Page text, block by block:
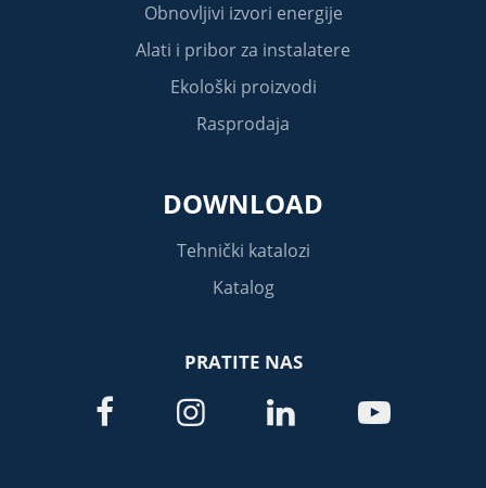
Obnovljivi izvori energije
Alati i pribor za instalatere
Ekološki proizvodi
Rasprodaja
DOWNLOAD
Tehnički katalozi
Katalog
PRATITE NAS
   